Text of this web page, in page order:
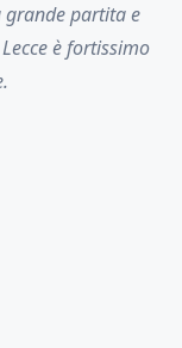
grande partita e
è fortissimo